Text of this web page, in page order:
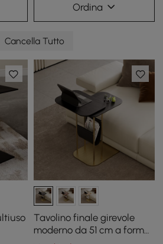
Ordina
Cancella Tutto
Tavolino finale girevole
moderno da 51 cm a forma